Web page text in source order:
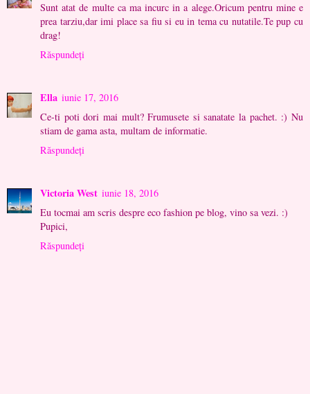
Sunt atat de multe ca ma incurc in a alege.Oricum pentru mine e
prea tarziu,dar imi place sa fiu si eu in tema cu nutatile.Te pup cu
drag!
Răspundeți
Ella iunie 17, 2016
Ce-ti poti dori mai mult? Frumusete si sanatate la pachet. :) Nu
stiam de gama asta, multam de informatie.
Răspundeți
Victoria West iunie 18, 2016
Eu tocmai am scris despre eco fashion pe blog, vino sa vezi. :)
Pupici,
Răspundeți